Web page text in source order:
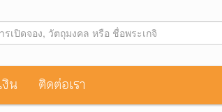
งิน ติดต่อเรา